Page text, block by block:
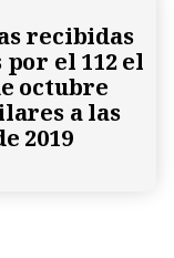
recibidas
el 112 el
octubre
a las
2019